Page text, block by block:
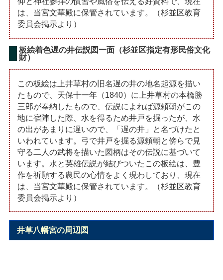
は、当宮文華殿に保管されています。（杉並区教育
委員会掲示より）
板絵着色遅の井伝説図一面（杉並区指定有形民俗文化
財）
この板絵は上井草村の旧名遅の井の地名起源を描い
たもので、天保十一年（1840）に上井草村の本橋勝
三郎が奉納したもので、伝説によれば源頼朝がこの
地に宿陣した際、水を得るため井戸を掘ったが、水
の出があまりに遅いので、「遅の井」と名づけたと
いわれています。弓で井戸を掘る源頼朝と傍らで見
守る二人の武将を描いた図柄はその伝説に基づいて
います。水と英雄伝説が結びついたこの板絵は、豊
作を祈願する農民の心情をよく現わしており、現在
は、当宮文華殿に保管されています。（杉並区教育
委員会掲示より）
井草八幡宮の周辺図